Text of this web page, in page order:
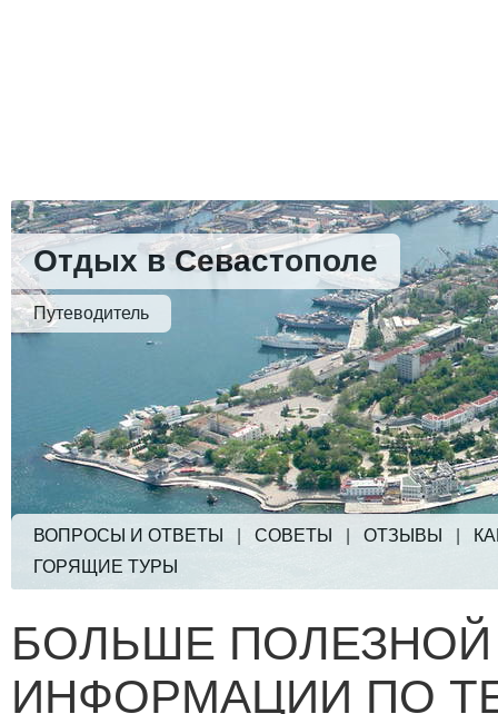
Отдых в Севастополе
Путеводитель
ВОПРОСЫ И ОТВЕТЫ СОВЕТЫ ОТЗЫВЫ
ГОРЯЩИЕ ТУРЫ
БОЛЬШЕ ПОЛЕЗНОЙ
ИНФОРМАЦИИ ПО